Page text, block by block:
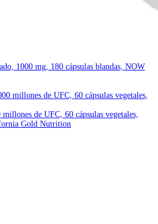
1000 mg, 180 cápsulas blandas, NOW
de UFC, 60 cápsulas vegetales,
Gold Nutrition